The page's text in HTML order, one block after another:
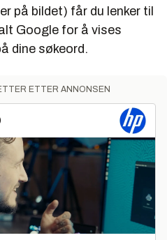
på bildet) får du lenker til
Google for å vises
dine søkeord.
ETTER ANNONSEN